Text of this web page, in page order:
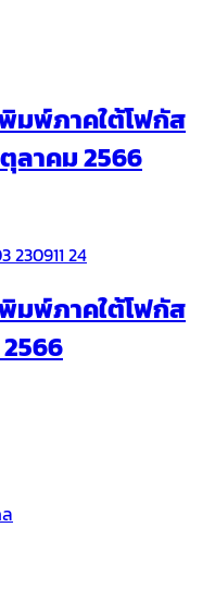
มพ์ภาคใต้โฟกัส
ลาคม 2566
มพ์ภาคใต้โฟกัส
2566